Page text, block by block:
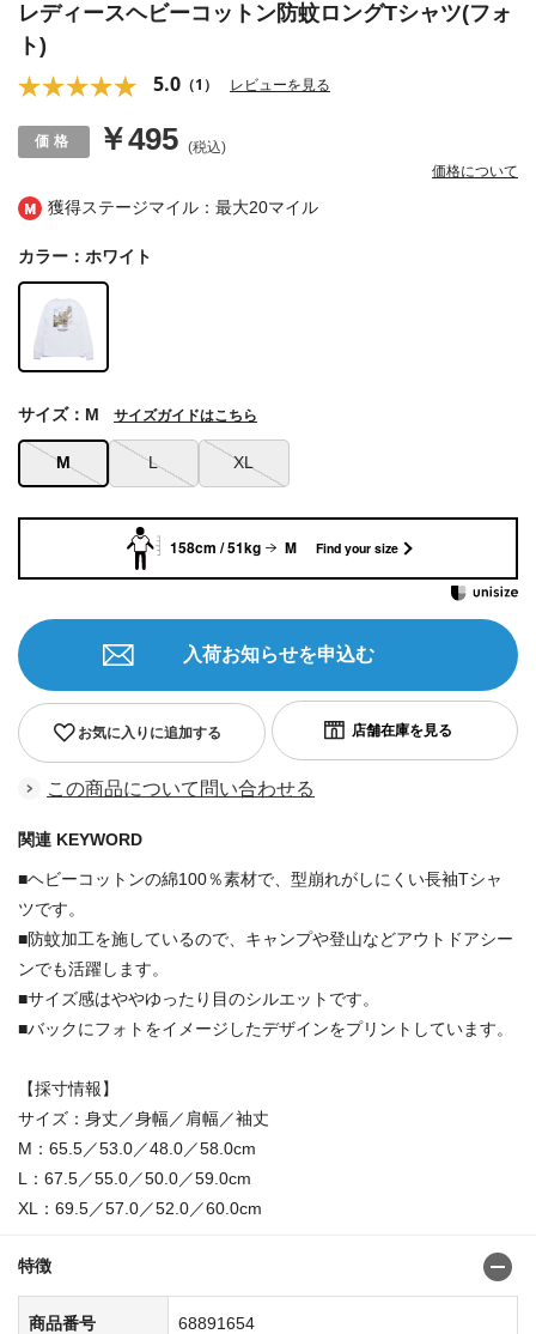
獲得ステージマイル：最大20マイル
レディースヘビーコットン防蚊ロングTシャツ(フォ
ト)
5.0 （1） レビューを見る
￥495 (税込)
価格について
カラー：ホワイト
M L XL
サイズ：M サイズガイドはこちら
お気に入りに追加する
入荷お知らせを申込む
この商品について問い合わせる
関連 KEYWORD
■ヘビーコットンの綿100％素材で、型崩れがしにくい長袖Tシャ
ツです。
■防蚊加工を施しているので、キャンプや登山などアウトドアシー
ンでも活躍します。
■サイズ感はややゆったり目のシルエットです。
■バックにフォトをイメージしたデザインをプリントしています。
【採寸情報】
サイズ：身丈／身幅／肩幅／袖丈
M：65.5／53.0／48.0／58.0cm
L：67.5／55.0／50.0／59.0cm
XL：69.5／57.0／52.0／60.0cm
特徴
商品番号 68891654
158cm / 51kg M Find your size